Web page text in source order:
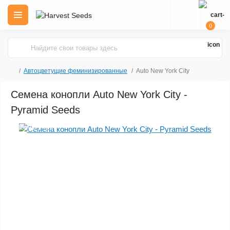
0
Автоцветущие феминизированные Auto New York City
Семена конопли Auto New York City -
Pyramid Seeds
Популярный